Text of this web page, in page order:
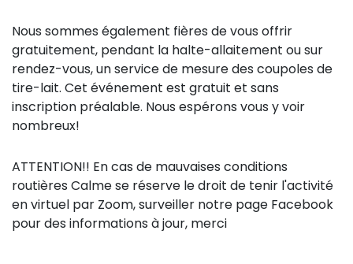
Nous sommes également fières de vous offrir
gratuitement, pendant la halte-allaitement ou sur
rendez-vous, un service de mesure des coupoles de
tire-lait. Cet événement est gratuit et sans
inscription préalable. Nous espérons vous y voir
nombreux!
ATTENTION!! En cas de mauvaises conditions
routières Calme se réserve le droit de tenir l'activité
en virtuel par Zoom, surveiller notre page Facebook
pour des informations à jour, merci